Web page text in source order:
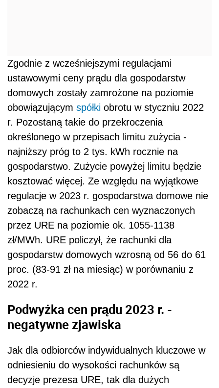
Zgodnie z wcześniejszymi regulacjami
ustawowymi ceny prądu dla gospodarstw
domowych zostały zamrożone na poziomie
obowiązującym spółki obrotu w styczniu 2022
r. Pozostaną takie do przekroczenia
określonego w przepisach limitu zużycia -
najniższy próg to 2 tys. kWh rocznie na
gospodarstwo. Zużycie powyżej limitu będzie
kosztować więcej. Ze względu na wyjątkowe
regulacje w 2023 r. gospodarstwa domowe nie
zobaczą na rachunkach cen wyznaczonych
przez URE na poziomie ok. 1055-1138
zł/MWh. URE policzył, że rachunki dla
gospodarstw domowych wzrosną od 56 do 61
proc. (83-91 zł na miesiąc) w porównaniu z
2022 r.
Podwyżka cen prądu 2023 r. -
negatywne zjawiska
Jak dla odbiorców indywidualnych kluczowe w
odniesieniu do wysokości rachunków są
decyzje prezesa URE, tak dla dużych